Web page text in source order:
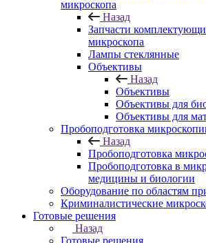
микроскопа
Назад
Запчасти
микроскопа
Лампы стеклянные
Объективы
Назад
Объективы
Объективы для
Объективы для
Пробоподготовка
Назад
Пробоподготовка
Пробоподготовка в
медицины и биологии
Оборудование по областям
Криминалистические
Готовые решения
Назад
Готовые решения